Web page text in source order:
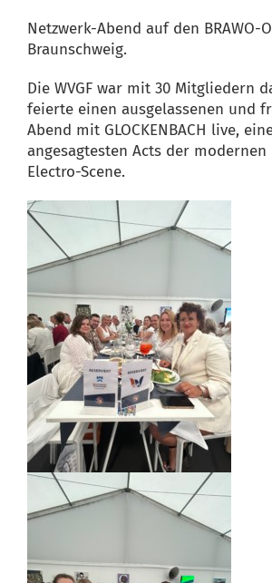
Netzwerk-Abend auf den BRAWO-
Braunschweig.
Die WVGF war mit 30 Mitgliedern
feierte einen ausgelassenen und
Abend mit GLOCKENBACH live,
angesagtesten Acts der modernen
Electro-Scene.